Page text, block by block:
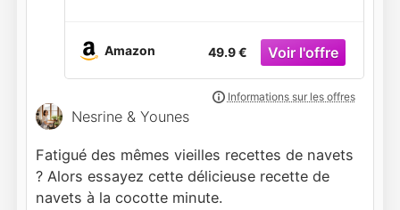
un ustensile extrêmement
Amazon 49.9 €
Nesrine & Younes
Fatigué des mêmes vieilles recettes de navets
? Alors essayez cette délicieuse recette de
navets à la cocotte minute.